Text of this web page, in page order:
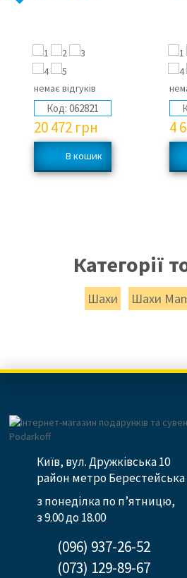
немає відгуків
Код: 062821
20 472 грн 4
Категорії
Шахи Шахи
Київ, вул. Дружківська 10
район метро Берестейська
з понеділка по п’ятницю,
з 9.00 до 18.00
(096) 937-26-52
(073) 129-89-67